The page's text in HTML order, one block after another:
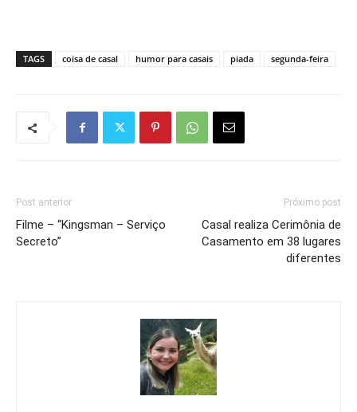
TAGS coisa de casal humor para casais piada segunda-feira
Post anterior
Filme – “Kingsman – Serviço
Secreto”
Próximo post
Casal realiza Cerimônia de
Casamento em 38 lugares
diferentes